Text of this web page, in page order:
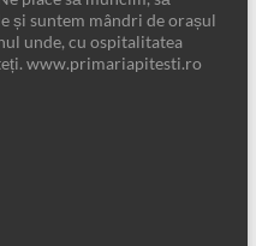
și suntem mândri de orașul
unde, cu ospitalitatea
www.primariapitesti.ro